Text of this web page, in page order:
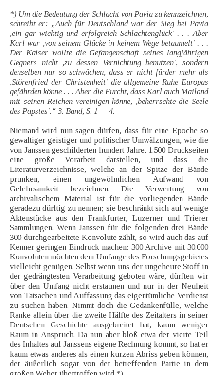
*) Um die Bedeutung der Schlacht von Pavia zu kennzeichnen,
schreibt er: „Auch für Deutschland war der Sieg bei Pavia
,ein gar wichtig und erfolgreich Schlachtenglück' . . . Aber
Karl war ,von seinem Glücke in keinem Wege betaumelt' . . .
Der Kaiser wollte die Gefangenschaft seines langjährigen
Gegners nicht ,zu dessen Vernichtung benutzen', sondern
denselben nur so schwächen, dass er nicht fürder mehr als
,Störenfried der Christenheit' die allgemeine Ruhe Europas
gefährden könne . . . Aber die Furcht, dass Karl auch Mailand
mit seinen Reichen vereinigen könne, ,beherrschte die Seele
des Papstes'.“ 3. Band, S. 1 — 4.
Niemand wird nun sagen dürfen, dass für eine Epoche so
gewaltiger geistiger und politischer Umwälzungen, wie die
von Janssen geschilderten hundert Jahre, 1.500 Druckseiten
eine große Vorarbeit darstellen, und dass die
Literaturverzeichnisse, welche an der Spitze der Bände
prunken, einen ungewöhnlichen Aufwand von
Gelehrsamkeit bezeichnen. Die Verwertung von
archivalischem Material ist für die vorliegenden Bände
geradezu dürftig zu nennen; sie beschränkt sich auf wenige
Aktenstücke aus den Frankfurter, Luzerner und Trierer
Sammlungen. Wenn Janssen für die folgenden drei Bände
300 durchgearbeitete Konvolute zählt, so wird auch das auf
Kenner geringen Eindruck machen: 300 Archive mit 30.000
Konvoluten möchten dem Umfange des Forschungsgebietes
vielleicht genügen. Selbst wenn uns der ungeheure Stoff in
der gedrängtesten Verarbeitung geboten wäre, dürften wir
über den Umfang nicht erstaunen und nur in der Neuheit
von Tatsachen und Auffassung das eigentümliche Verdienst
zu suchen haben. Nimmt doch die Gedankenfülle, welche
Ranke allein über die zweite Hälfte des Zeitalters in seiner
Deutschen Geschichte ausgebreitet hat, kaum weniger
Raum in Anspruch. Da nun aber bloß etwa der vierte Teil
des Inhaltes auf Janssens eigene Rechnung kommt, so hat er
kaum etwas anderes als einen kurzen Abriss geben können,
der äußerlich sogar von der betreffenden Partie in dem